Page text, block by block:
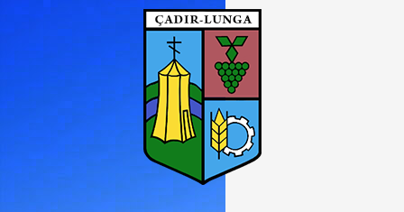
Перейти к основному содержанию